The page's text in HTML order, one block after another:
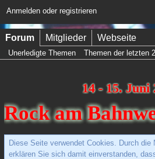
Anmelden oder registrieren
Forum Mitglieder Webseite
Unerledigte Themen Themen der letzten
14 - 15. Juni
Rock am
Diese Seite verwendet Cookies. Durch die
erklären Sie sich damit einverstanden,